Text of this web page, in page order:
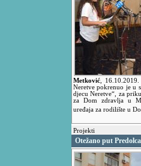
Metković
Neretve pokrenuo je u
djecu Neretve“, za
za Dom zdravlja u
uređaja za rodilište u
Projekti
Otežano put Predolca